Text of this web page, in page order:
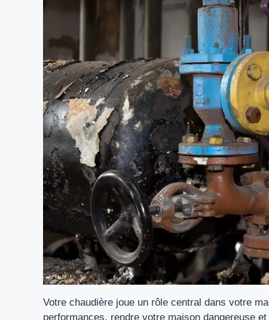
Votre chaudière joue un rôle central dans votre
performances, rendre votre maison dangereuse